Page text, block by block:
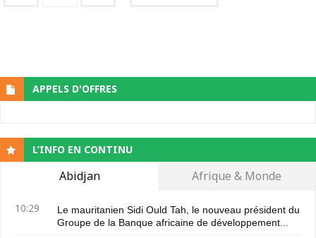
APPELS D'OFFRES
L’INFO EN CONTINU
Abidjan Afrique & Monde
10:29
Le mauritanien Sidi Ould Tah, le nouveau président du
Groupe de la Banque africaine de développement...